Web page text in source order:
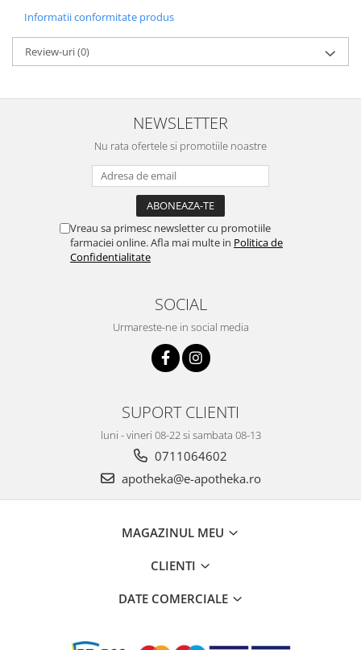
Informatii conformitate produs
Review-uri(0)
NEWSLETTER
Nu rata ofertele si promotiile noastre
Vreau sa primesc newsletter cu promotiile
farmaciei online. Afla mai multe in Politica de
Confidentialitate
SOCIAL
Urmareste-ne in social media
SUPORT CLIENTI
luni - vineri 08-22 si sambata 08-13
0711064602
apotheka@e-apotheka.ro
MAGAZINUL MEU
CLIENTI
DATE COMERCIALE